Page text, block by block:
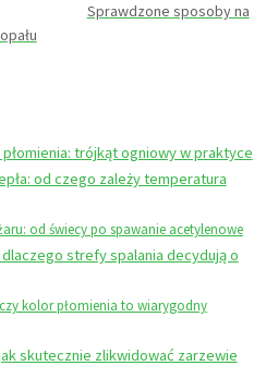
Sprawdzone sposoby na
trójkąt ogniowy w praktyce
od czego zależy temperatura
od świecy po spawanie acetylenowe
dlaczego strefy spalania decydują o
kolor płomienia to wiarygodny
skutecznie zlikwidować zarzewie